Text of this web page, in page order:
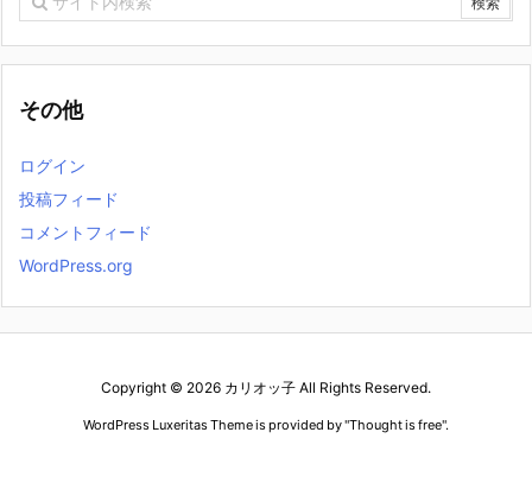
その他
ログイン
投稿フィード
コメントフィード
WordPress.org
Copyright © 2026 カリオッ子 All Rights Reserved.
WordPress Luxeritas Theme is provided by "Thought is free".